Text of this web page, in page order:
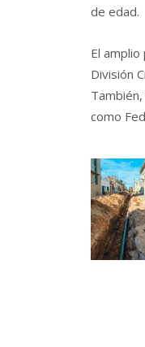
de edad.
El
División
como